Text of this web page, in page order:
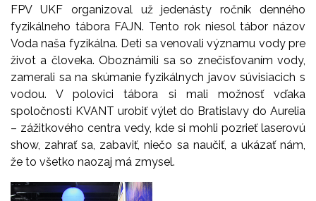
FPV UKF organizoval už jedenásty ročník denného
fyzikálneho tábora FAJN. Tento rok niesol tábor názov
Voda naša fyzikálna. Deti sa venovali významu vody pre
život a človeka. Oboznámili sa so znečisťovaním vody,
zamerali sa na skúmanie fyzikálnych javov súvisiacich s
vodou. V polovici tábora si mali možnosť vďaka
spoločnosti KVANT urobiť výlet do Bratislavy do Aurelia
– zážitkového centra vedy, kde si mohli pozrieť laserovú
show, zahrať sa, zabaviť, niečo sa naučiť, a ukázať nám,
že to všetko naozaj má zmysel.